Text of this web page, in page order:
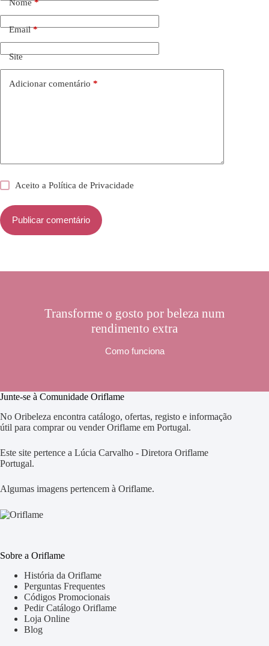
Nome*
Email*
Site
Adicionar comentário *
Aceito aPolítica de Privacidade
Publicar comentário
Transforme o gosto por beleza num
rendimento extra
Como funciona
Junte-se à Comunidade Oriflame
No Oribeleza encontra catálogo, ofertas, registo e informação
útil para comprar ou vender Oriflame em Portugal.
Este site pertence a Lúcia Carvalho - Diretora Oriflame
Portugal.
Algumas imagens pertencem à Oriflame.
Sobre a Oriflame
História da Oriflame
Perguntas Frequentes
Códigos Promocionais
Pedir Catálogo Oriflame
Loja Online
Blog